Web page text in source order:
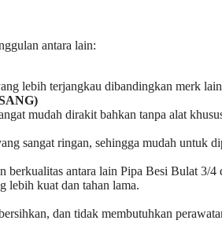
antara lain:
lebih terjangkau dibandingkan merk
mudah dirakit bahkan tanpa alat
sangat ringan, sehingga mudah untuk
berkualitas antara lain Pipa Besi Bulat 3/
lebih kuat dan tahan lama.
dan tidak membutuhkan